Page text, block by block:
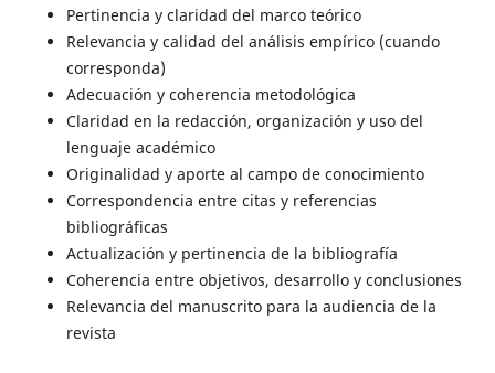
Pertinencia y claridad del marco teórico
Relevancia y calidad del análisis empírico (cuando
corresponda)
Adecuación y coherencia metodológica
Claridad en la redacción, organización y uso del
lenguaje académico
Originalidad y aporte al campo de conocimiento
Correspondencia entre citas y referencias
bibliográficas
Actualización y pertinencia de la bibliografía
Coherencia entre objetivos, desarrollo y conclusiones
Relevancia del manuscrito para la audiencia de la
revista